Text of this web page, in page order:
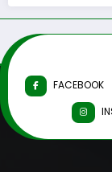
FACEBOOK